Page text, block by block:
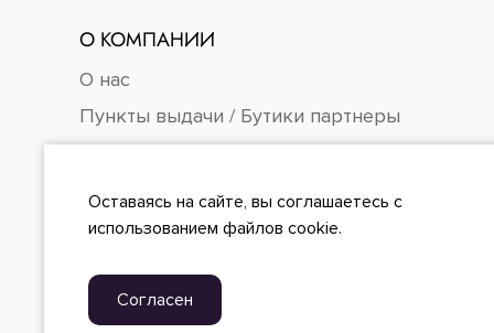
О КОМПАНИИ
О нас
Пункты выдачи / Бутики партнеры
Контакты
FAQ
Оставаясь на сайте, вы соглашаетесь с
использованием файлов cookie.
Согласен